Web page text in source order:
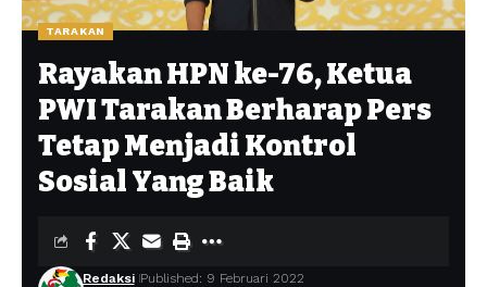
TARAKAN
Rayakan HPN ke-76, Ketua
PWI Tarakan Berharap Pers
Tetap Menjadi Kontrol
Sosial Yang Baik
Redaksi Published: 9 Februari 2022